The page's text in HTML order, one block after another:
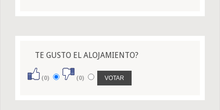
TE GUSTO EL ALOJAMIENTO?
(0) (0)